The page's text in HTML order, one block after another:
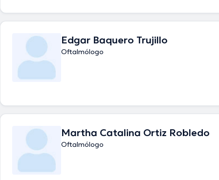
Edgar Baquero Trujillo
Oftalmólogo
Martha Catalina Ortiz Robledo
Oftalmólogo